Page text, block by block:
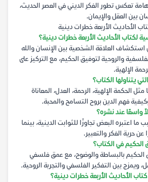
تعكس تطور الفكر الديني في العصر الحديث،
بين العقل والإيمان.
الأحاديث الأربعة خطرات دينية
لكتاب الأحاديث الأربعة خطرات دينية؟
استكشاف العلاقة الشخصية بين الإنسان والله
والروحية لتوفيق الحكيم، مع التركيز على
الإلهية.
يتناولها الكتاب؟
الحكمة الإلهية، الرحمة، العدل، المعاناة
فهم الدين بروح التسامح والمحبة.
واسعًا عند نشره؟
ما اعتبره البعض تجاوزًا للثوابت الدينية، بينما
عن حرية الفكر والتعبير.
في الكتاب؟
الحكيم بالبساطة والوضوح، مع عمق فلسفي
ويمزج بين التفكير الفلسفي والتجربة الروحية.
الأحاديث الأربعة خطرات دينية؟